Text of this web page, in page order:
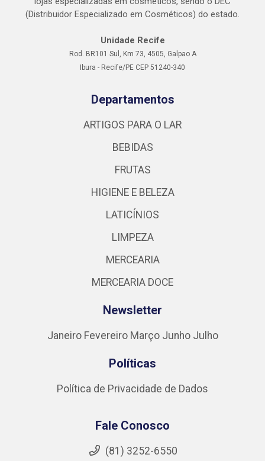
(Distribuidor Especializado em Cosméticos) do estado.
Unidade Recife
Rod. BR101 Sul, Km 73, 4505, Galpao A
Ibura - Recife/PE CEP 51240-340
Departamentos
ARTIGOS PARA O LAR
BEBIDAS
FRUTAS
HIGIENE E BELEZA
LATICÍNIOS
LIMPEZA
MERCEARIA
MERCEARIA DOCE
Newsletter
Janeiro Fevereiro Março Junho Julho
Políticas
Política de Privacidade de Dados
Fale Conosco
(81) 3252-6550